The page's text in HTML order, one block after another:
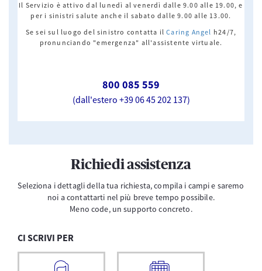
Il Servizio è attivo dal lunedì al venerdì dalle 9.00 alle 19.00, e
per i sinistri salute anche il sabato dalle 9.00 alle 13.00.
Se sei sul luogo del sinistro contatta ilCaring Angel h24/7,
pronunciando "emergenza" all'assistente virtuale.
800 085 559
(dall'estero +39 06 45 202 137)
Richiedi assistenza
Seleziona i dettagli della tua richiesta, compila i campi e saremo
noi a contattarti nel più breve tempo possibile.
Meno code, un supporto concreto.
CI SCRIVI PER